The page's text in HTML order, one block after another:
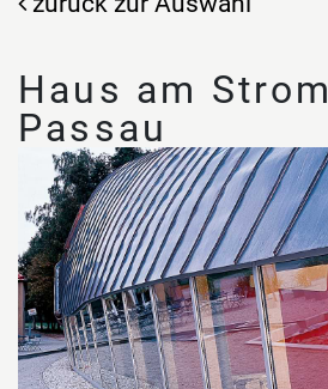
Haus am Strom
Passau